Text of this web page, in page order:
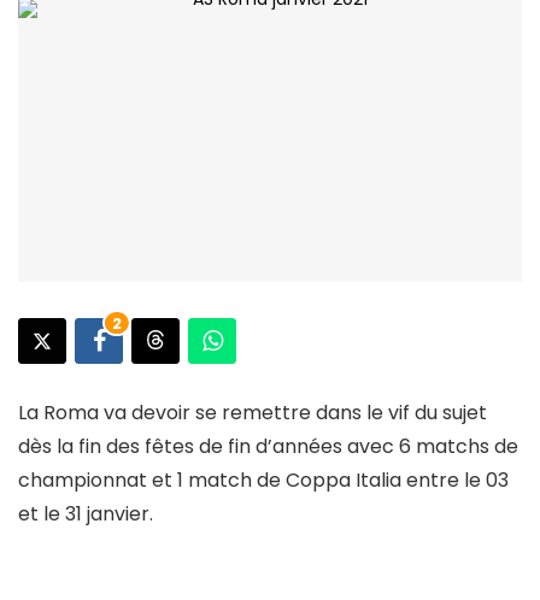
2
La Roma va devoir se remettre dans le vif du sujet
dès la fin des fêtes de fin d’années avec 6 matchs de
championnat et 1 match de Coppa Italia entre le 03
et le 31 janvier.